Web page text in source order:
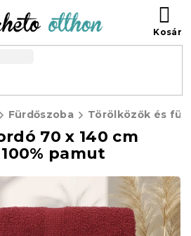
Fürdőszoba Törölközők és
70 x 140 cm
pamut